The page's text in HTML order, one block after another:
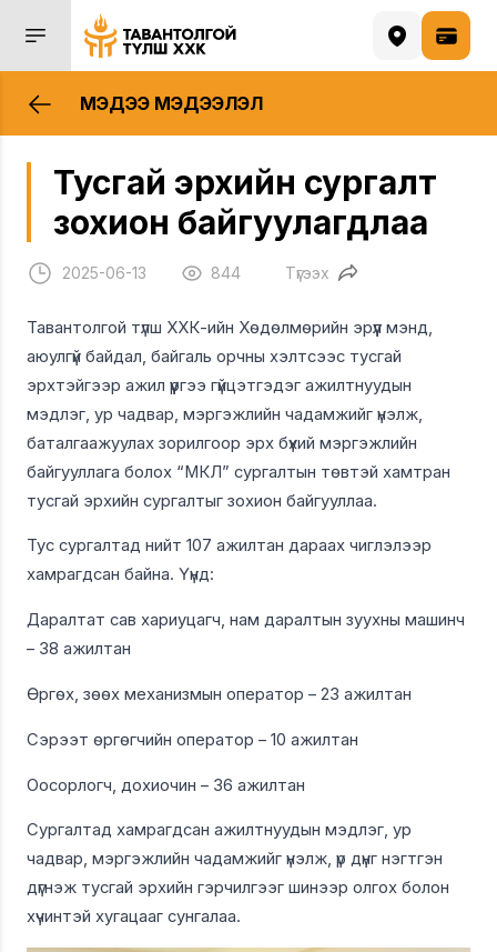
МЭДЭЭ МЭДЭЭЛЭЛ
Тусгай эрхийн сургалт
зохион байгуулагдлаа
2025-06-13 844 Түгээх
Тавантолгой түлш ХХК-ийн Хөдөлмөрийн эрүүл мэнд,
аюулгүй байдал, байгаль орчны хэлтсээс тусгай
эрхтэйгээр ажил үүргээ гүйцэтгэдэг ажилтнуудын
мэдлэг, ур чадвар, мэргэжлийн чадамжийг үнэлж,
баталгаажуулах зорилгоор эрх бүхий мэргэжлийн
байгууллага болох “МКЛ” сургалтын төвтэй хамтран
тусгай эрхийн сургалтыг зохион байгууллаа.
Тус сургалтад нийт 107 ажилтан дараах чиглэлээр
хамрагдсан байна. Үүнд:
Даралтат сав хариуцагч, нам даралтын зуухны машинч
– 38 ажилтан
Өргөх, зөөх механизмын оператор – 23 ажилтан
Сэрээт өргөгчийн оператор – 10 ажилтан
Оосорлогч, дохиочин – 36 ажилтан
Сургалтад хамрагдсан ажилтнуудын мэдлэг, ур
чадвар, мэргэжлийн чадамжийг үнэлж, үр дүнг нэгтгэн
дүгнэж тусгай эрхийн гэрчилгээг шинээр олгох болон
хүчинтэй хугацааг сунгалаа.